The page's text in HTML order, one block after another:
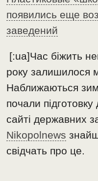
появились еще
заведений
[:ua]Час біжить
року залишилося
Наближаються
почали
сайті державних
Nikopolnews
свідчать про це.